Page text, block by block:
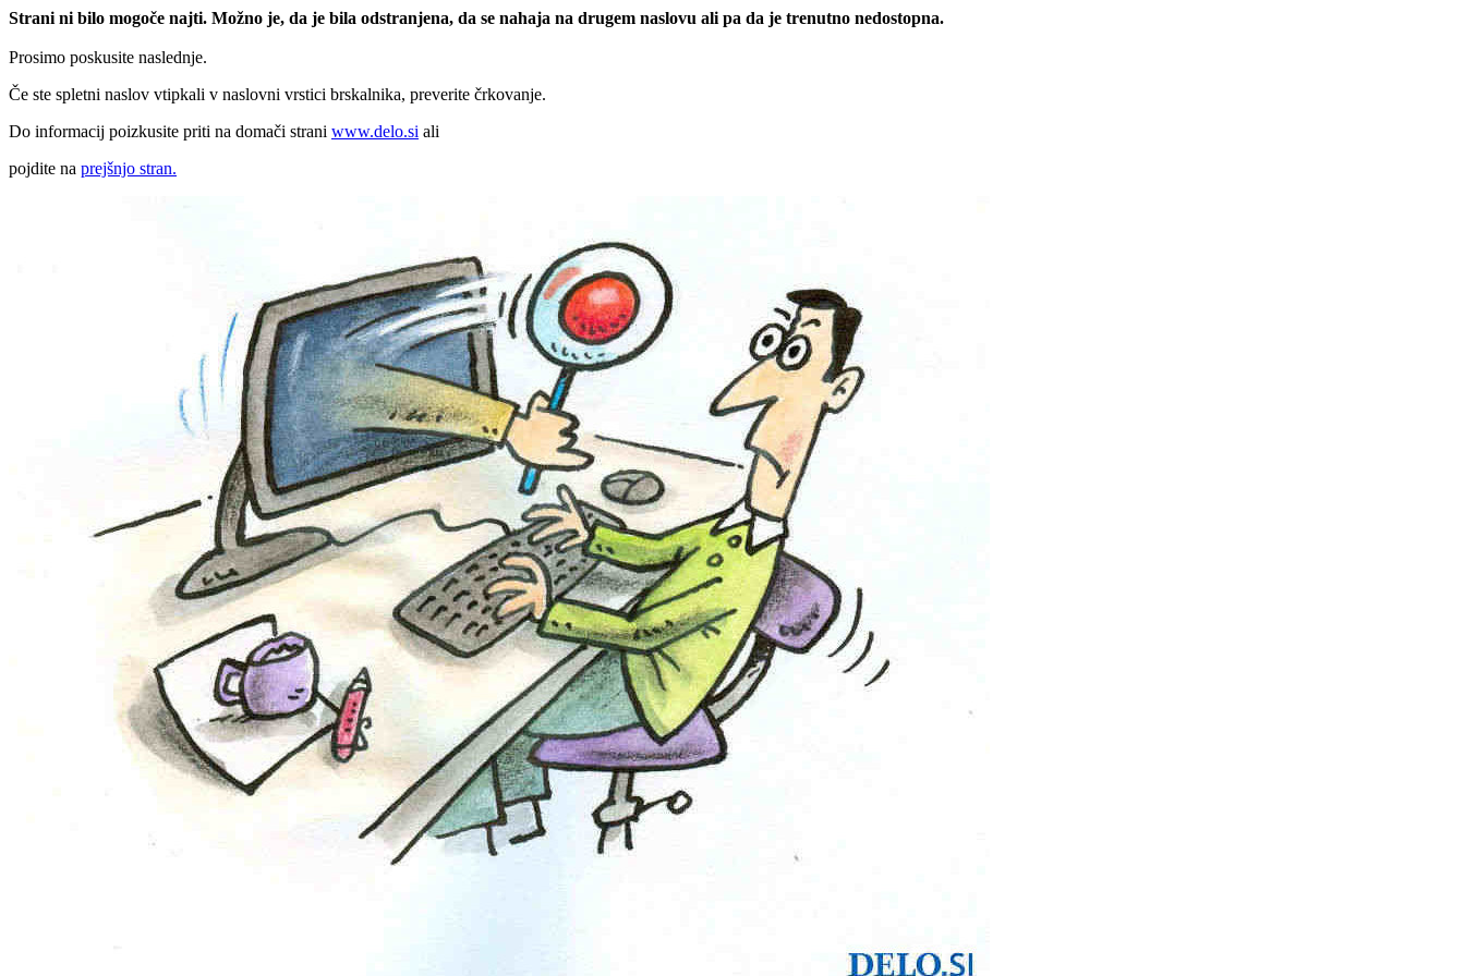
Strani ni bilo mogoče najti. Možno je, da je bila odstranjena, da se nahaja na drugem naslovu ali pa da je trenutno nedostopna.
Prosimo poskusite naslednje.
Če ste spletni naslov vtipkali v naslovni vrstici brskalnika, preverite črkovanje.
Do informacij poizkusite priti na domači strani www.delo.si ali
pojdite na prejšnjo stran.